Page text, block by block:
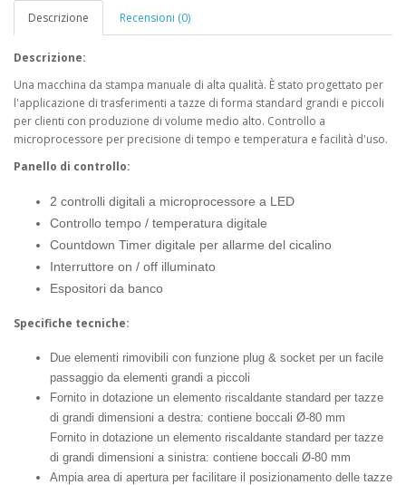
Descrizione Recensioni (0)
Descrizione:
Una macchina da stampa manuale di alta qualità. È stato progettato per
l'applicazione di trasferimenti a tazze di forma standard grandi e piccoli
per clienti con produzione di volume medio alto. Controllo a
microprocessore per precisione di tempo e temperatura e facilità d'uso.
Panello di controllo:
2 controlli digitali a microprocessore a LED
Controllo tempo / temperatura digitale
Countdown Timer digitale per allarme del cicalino
Interruttore on / off illuminato
Espositori da banco
Specifiche tecniche:
Due elementi rimovibili con funzione plug & socket per un facile
passaggio da elementi grandi a piccoli
Fornito in dotazione un elemento riscaldante standard per tazze
di grandi dimensioni a destra: contiene boccali Ø-80 mm
Fornito in dotazione un elemento riscaldante standard per tazze
di grandi dimensioni a sinistra: contiene boccali Ø-80 mm
Ampia area di apertura per facilitare il posizionamento delle tazze